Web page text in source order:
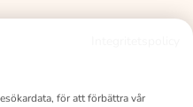
för att förbättra vår